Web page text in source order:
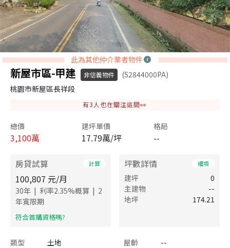
此為其他仲介業者物件
新屋市區-甲建 非信義物件
(S2844000PA)
桃園市新屋區長祥段
有3 人也在關注這間👀
總價
3,100萬
建坪單價
17.79萬/坪
格局
--
房貸試算 計算
100,807 元/月
30年 | 利率2.35%概算 | 2
年寬限期
​符合首購資格嗎?
坪數詳情 細項
建坪
0
主建物
--
地坪
174.21
類型 土地 屋齡
--